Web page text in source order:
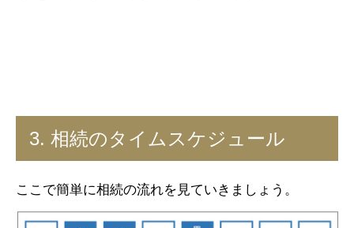
3. 相続のタイムスケジュール​
ここで簡単に相続の流れを見ていきましょう。